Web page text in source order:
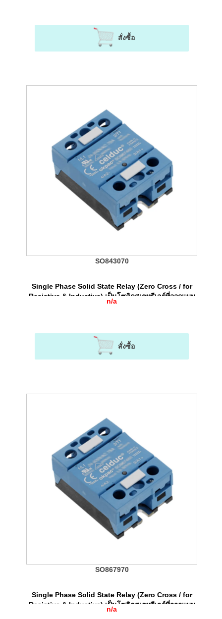
สั่งซื้อ
SO843070
Single Phase Solid State Relay (Zero Cross / for
Resistive & Inductive) เป็นโซลิดสเตทรีเลย์ที่ออกแบบ
มาให้ใช้งานได้ทั้งโหลด Resistive และ Industive
n/a
สั่งซื้อ
SO867970
Single Phase Solid State Relay (Zero Cross / for
Resistive & Inductive) เป็นโซลิดสเตทรีเลย์ที่ออกแบบ
มาให้ใช้งานได้ทั้งโหลด Resistive และ Industive
n/a